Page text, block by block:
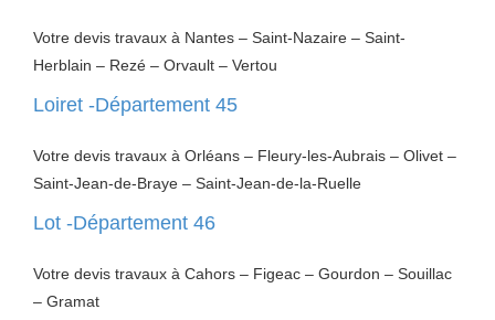
Votre devis travaux à Nantes – Saint-Nazaire – Saint-
Herblain – Rezé – Orvault – Vertou
Loiret -Département 45
Votre devis travaux à Orléans – Fleury-les-Aubrais – Olivet –
Saint-Jean-de-Braye – Saint-Jean-de-la-Ruelle
Lot -Département 46
Votre devis travaux à Cahors – Figeac – Gourdon – Souillac
– Gramat